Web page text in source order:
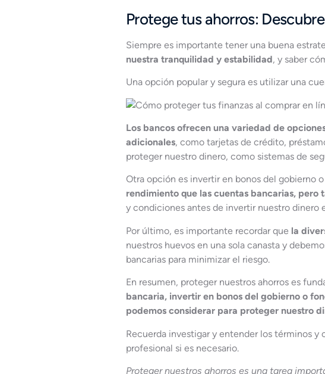
Protege tus ahorros:
Siempre es importante tener una buena
nuestra tranquilidad y estabilidad, y saber
Una opción popular y segura es utilizar una
Los bancos ofrecen una variedad de
adicionales, como tarjetas de crédito,
proteger nuestro dinero, como sistemas de
Otra opción es invertir en bonos del gobierno
rendimiento que las cuentas bancarias, pero
y condiciones antes de invertir nuestro dinero
Por último, es importante recordar que la
nuestros huevos en una sola canasta y
bancarias para minimizar el riesgo.
En resumen, proteger nuestros ahorros es
bancaria, invertir en bonos del gobierno o
podemos considerar para proteger nuestro
Recuerda investigar y entender los términos
profesional si es necesario.
Proteger nuestros ahorros es una tarea